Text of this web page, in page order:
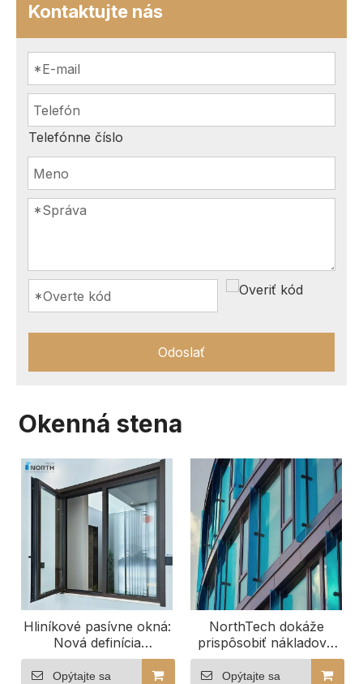
Kontaktujte nás
Telefónne číslo
Odoslať
Okenná stena
Hliníkové pasívne okná:
Nová definícia
energetickej účinnosti a
elegancie
Opýtajte sa
NorthTech dokáže
prispôsobiť nákladovo
efektívne okenné steny
Opýtajte sa